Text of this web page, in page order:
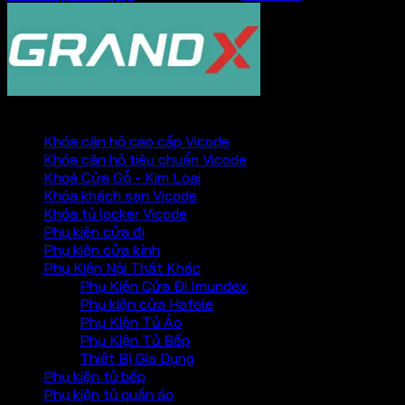
Khóa căn hộ cao cấp Vicode
Khóa căn hộ tiêu chuẩn Vicode
Khoá Cửa Gỗ - Kim Loại
Khóa khách sạn Vicode
Khóa tủ locker Vicode
Phụ kiện cửa đi
Phụ kiện cửa kính
Phụ Kiện Nội Thất Khác
Phụ Kiện Cửa Đi Imundex
Phụ kiện cửa Hafele
Phụ Kiện Tủ Áo
Phụ Kiện Tủ Bếp
Thiết Bị Gia Dụng
Phụ kiện tủ bếp
Phụ kiện tủ quần áo